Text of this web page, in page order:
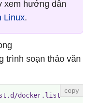
xem hướng dẫn
Linux.
trình soạn thảo văn
docker.list